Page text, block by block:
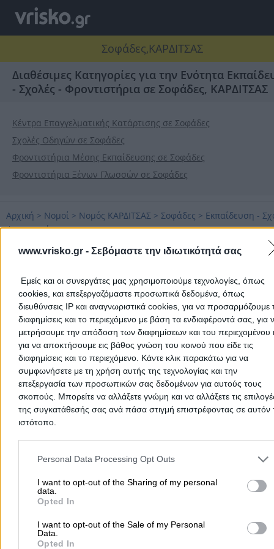
www.vrisko.gr - Σεβόμαστε την ιδιωτικότητά σας
Εμείς και οι συνεργάτες μας χρησιμοποιούμε τεχνολογίες, όπως
cookies, και επεξεργαζόμαστε προσωπικά δεδομένα, όπως
διευθύνσεις IP και αναγνωριστικά cookies, για να προσαρμόζουμε
διαφημίσεις και το περιεχόμενο με βάση τα ενδιαφέροντά σας, για
μετρήσουμε την απόδοση των διαφημίσεων και του περιεχομένου
για να αποκτήσουμε εις βάθος γνώση του κοινού που είδε τις
διαφημίσεις και το περιεχόμενο. Κάντε κλικ παρακάτω για να
συμφωνήσετε με τη χρήση αυτής της τεχνολογίας και την
επεξεργασία των προσωπικών σας δεδομένων για αυτούς τους
σκοπούς. Μπορείτε να αλλάξετε γνώμη και να αλλάξετε τις
της συγκατάθεσής σας ανά πάσα στιγμή επιστρέφοντας σε αυτόν
ιστότοπο.
Please note that this website/app uses one or more Google
and may gather and store information including but not limited to
to Google and its third-party tags to use your data for below
purposes in below Google consent section.
Personal Data Processing Opt Outs
I want to opt-out of the Sharing of my personal
data.
Opted In
I want to opt-out of the Sale of my Personal
Data.
Opted In
Σοφάδες,ΚΑΡΔΙΤΣΑΣ
Διαθέσιμες Κατηγορίες για την Ενότητα
- Σχολές - Φροντιστήρια σε Σοφάδες, ΚΑΡΔΙΤΣΑΣ
Κέντρα Επαγγελματικής Κατάρτισης σε Σοφάδες
Σχολές Οδηγών σε Σοφάδες
Φροντιστήρια Μέσης Εκπαίδευσης σε Σοφάδες
Φροντιστήρια Ξένων Γλωσσών σε Σοφάδες
Αρχική > Νομοί > Νομός ΚΑΡΔΙΤΣΑΣ > Σοφάδες > Εκπαίδευση -
Φροντιστήρια
Μετακομίσεις & Μεταφορές Κλειδιά & Κλειδαριές
Ψυχολόγοι Παιδικοί Σταθμοί Οδοντίατροι
Συνεργεία Αυτοκινήτων
Υδραυλικοί - Υδραυλικές Εγκαταστάσεις
περισσότερα >>
Τοπική Αναζήτηση
Αθήνα Θεσσαλονίκη Πάτρα Λάρισα Ηράκλειο
Περιστέρι
περισσότερα >>
Χρήσιμα Σήμερα
Εφημερίες Φαρμακείων
Τιμές Καυσίμων Ταχυδρομικοί Κώδικες Στοιχεία Α.Φ.Μ.
Δρομολόγια Πλοίων